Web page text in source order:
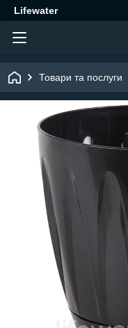
Lifewater
Товари та послуги